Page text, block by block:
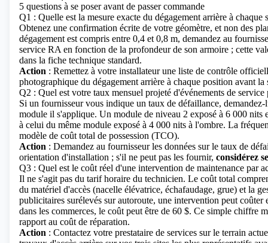
5 questions à se poser avant de passer commande
Q1 : Quelle est la mesure exacte du dégagement arrière à chaque
Obtenez une confirmation écrite de votre géomètre, et non des
dégagement est compris entre 0,4 et 0,8 m, demandez au
service RA en fonction de la profondeur de son armoire ; cette
dans la fiche technique standard.
Action : Remettez à votre installateur une liste de contrôle
photographique du dégagement arrière à chaque position avant
Q2 : Quel est votre taux mensuel projeté d'événements de
Si un fournisseur vous indique un taux de défaillance,
module il s'applique. Un module de niveau 2 exposé à 6 000
à celui du même module exposé à 4 000 nits à l'ombre. La
modèle de coût total de possession (TCO).
Action : Demandez au fournisseur les données sur le taux de
orientation d'installation ; s'il ne peut pas les fournir, considérez
Q3 : Quel est le coût réel d'une intervention de maintenance par
Il ne s'agit pas du tarif horaire du technicien. Le coût total
du matériel d'accès (nacelle élévatrice, échafaudage, grue) et la
publicitaires surélevés sur autoroute, une intervention peut
dans les commerces, le coût peut être de 60 $. Ce simple chiffre
rapport au coût de réparation.
Action : Contactez votre prestataire de services sur le terrain